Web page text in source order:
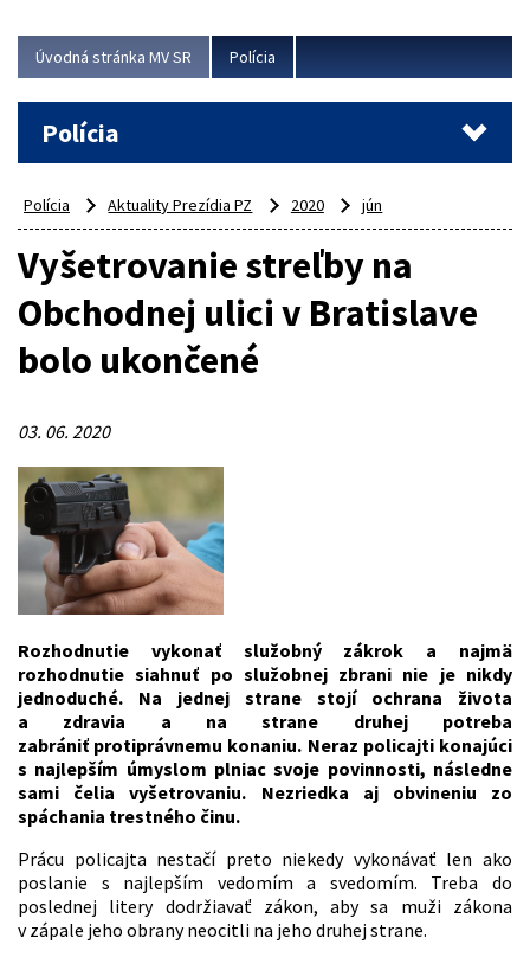
Úvodná stránka MV SR Polícia
Polícia
Polícia Aktuality Prezídia PZ 2020 jún
Vyšetrovanie streľby na
Obchodnej ulici v Bratislave
bolo ukončené
03. 06. 2020
Rozhodnutie vykonať služobný zákrok a najmä
rozhodnutie siahnuť po služobnej zbrani nie je nikdy
jednoduché. Na jednej strane stojí ochrana života
a zdravia a na strane druhej potreba
zabrániť protiprávnemu konaniu. Neraz policajti konajúci
s najlepším úmyslom plniac svoje povinnosti, následne
sami čelia vyšetrovaniu. Nezriedka aj obvineniu zo
spáchania trestného činu.
Prácu policajta nestačí preto niekedy vykonávať len ako
poslanie s najlepším vedomím a svedomím. Treba do
poslednej litery dodržiavať zákon, aby sa muži zákona
v zápale jeho obrany neocitli na jeho druhej strane.